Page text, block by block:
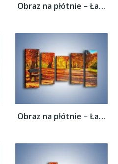
Obraz na płótnie – Ławka pod dębem –...
Obraz na płótnie – Ławka pod dębem –...